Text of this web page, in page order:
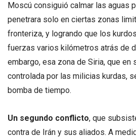
Moscú consiguió calmar las aguas
penetrara solo en ciertas zonas
fronteriza, y logrando que los
fuerzas varios kilómetros atrás de
embargo, esa zona de Siria, que en
controlada por las milicias kurdas,
bomba de tiempo.
Un segundo conflicto, que
contra de Irán y sus aliados. A